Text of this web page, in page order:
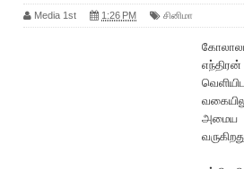
Media 1st 1:26 PM சினிமா
அமைய